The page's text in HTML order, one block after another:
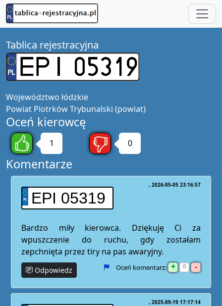
Tablica rejestracyjna
Województwo łódzkie
Powiat Piotrków Trybunalski (powiat)
Oceń kierowcę
1 0
Komentarze
EPI 05319
2026-05-05 23:16:57
Bardzo miły kierowca. Dziękuję Ci za
wpuszczenie do ruchu, gdy zostałam
zepchnięta przez tiry na pas awaryjny.
Odpowiedz Oceń komentarz: + 0 -
2025-09-19 17:17:14